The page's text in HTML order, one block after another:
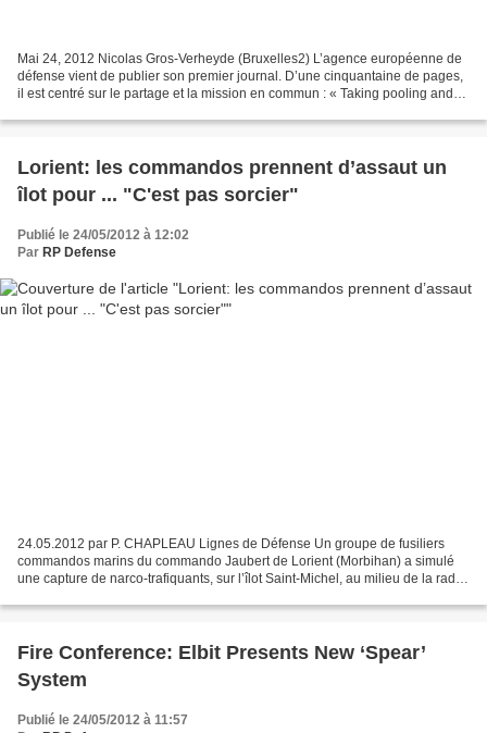
Mai 24, 2012 Nicolas Gros-Verheyde (Bruxelles2) L’agence européenne de
défense vient de publier son premier journal. D’une cinquantaine de pages,
il est centré sur le partage et la mission en commun : « Taking pooling and
Lorient: les commandos prennent d’assaut un
îlot pour ... "C'est pas sorcier"
Publié le 24/05/2012 à 12:02
Par RP Defense
24.05.2012 par P. CHAPLEAU Lignes de Défense Un groupe de fusiliers
commandos marins du commando Jaubert de Lorient (Morbihan) a simulé
une capture de narco-trafiquants, sur l’îlot Saint-Michel, au milieu de la rade
Fire Conference: Elbit Presents New ‘Spear’
System
Publié le 24/05/2012 à 11:57